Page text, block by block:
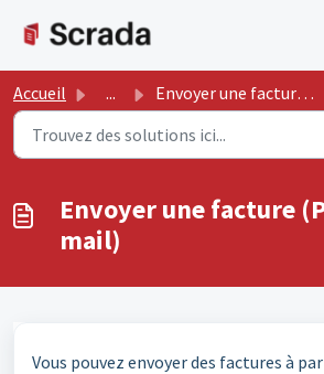
Accueil ... Envoyer une facture (Peppol, e-mail)
Envoyer une facture
mail)
Vous pouvez envoyer des factures à